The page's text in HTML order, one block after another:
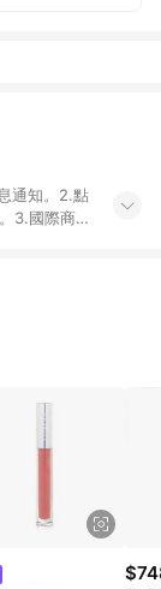
通知。2.點
3.國際商家
，不符合